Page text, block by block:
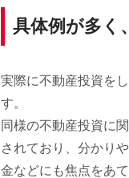
具体例が多く
実際に不動産投資を
す。
同様の不動産投資に
されており、分かり
金などにも焦点をあ